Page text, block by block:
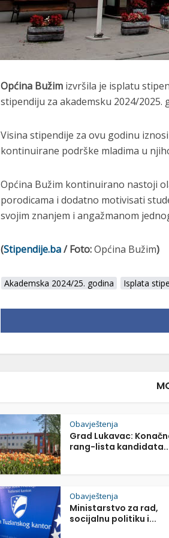
Općina Bužim izvršila je isplatu
stipendiju za akademsku 2024/2025.
Visina stipendije za ovu godinu
kontinuirane podrške mladima u
Općina Bužim kontinuirano nastoji
porodicama i dodatno motivisati
svojim znanjem i angažmanom
(Stipendije.ba/ Foto:Općina Bužim)
Akademska 2024/25. godina Isplata
Obavještenja
Grad Lukavac:
rang-lista
Obavještenja
Ministarstvo za rad,
socijalnu politiku i...